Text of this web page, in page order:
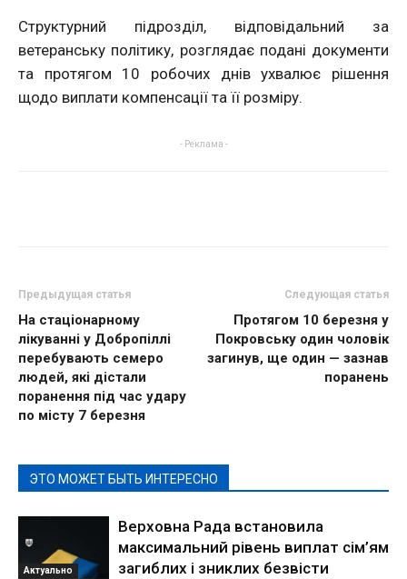
Структурний підрозділ, відповідальний за
ветеранську політику, розглядає подані документи
та протягом 10 робочих днів ухвалює рішення
щодо виплати компенсації та її розміру.
- Реклама -
Предыдущая статья
На стаціонарному
лікуванні у Добропіллі
перебувають семеро
людей, які дістали
поранення під час удару
по місту 7 березня
Следующая статья
Протягом 10 березня у
Покровську один чоловік
загинув, ще один — зазнав
поранень
ЭТО МОЖЕТ БЫТЬ ИНТЕРЕСНО
Актуально
Верховна Рада встановила
максимальний рівень виплат сім’ям
загиблих і зниклих безвісти